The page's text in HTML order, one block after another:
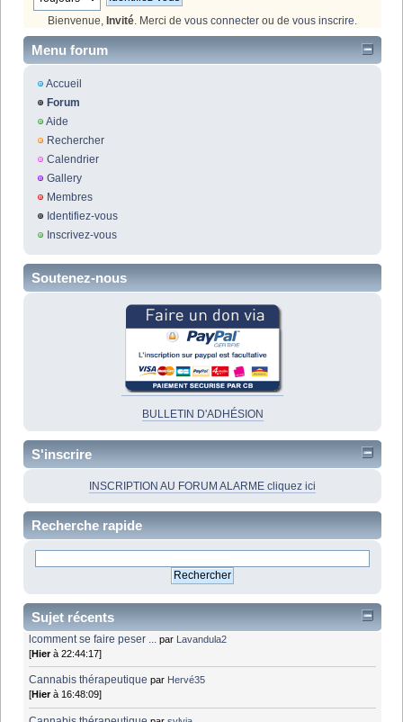
Bienvenue, Invité. Merci de vous connecter ou de vous inscrire.
Menu forum
Accueil
Forum
Aide
Rechercher
Calendrier
Gallery
Membres
Identifiez-vous
Inscrivez-vous
Soutenez-nous
BULLETIN D'ADHÉSION
S'inscrire
INSCRIPTION AU FORUM ALARME cliquez ici
Recherche rapide
Sujet récents
lcomment se faire peser ... par Lavandula2
[Hierà 22:44:17]
Cannabis thérapeutique par Hervé35
[Hierà 16:48:09]